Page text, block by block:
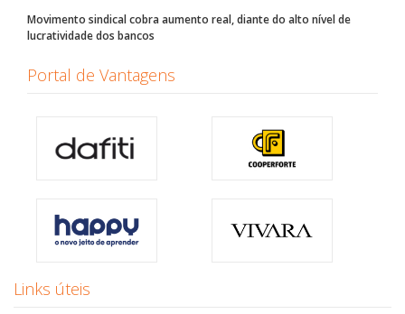
Movimento sindical cobra aumento real, diante do alto nível de
lucratividade dos bancos
Portal de Vantagens
Links úteis